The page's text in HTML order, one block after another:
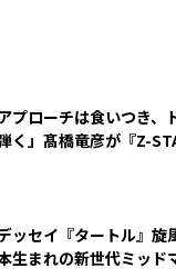
アプローチは食いつき、
く」髙橋竜彦が『Z-
ッセイ『タートル』旋
生まれの新世代ミッド